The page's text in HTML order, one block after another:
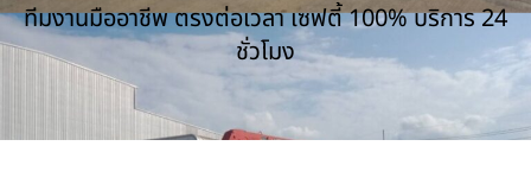
ทีมงานมืออาชีพ ตรงต่อเวลา เซฟตี้ 100% บริการ 24
ชั่วโมง